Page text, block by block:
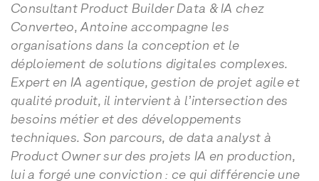
Consultant Product Builder Data & IA chez
Converteo, Antoine accompagne les
organisations dans la conception et le
déploiement de solutions digitales complexes.
Expert en IA agentique, gestion de projet agile et
qualité produit, il intervient à l’intersection des
besoins métier et des développements
techniques. Son parcours, de data analyst à
Product Owner sur des projets IA en production,
lui a forgé une conviction : ce qui différencie une